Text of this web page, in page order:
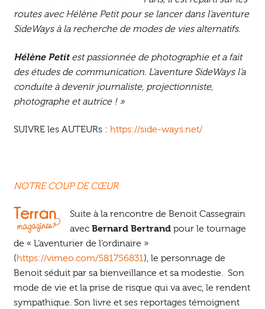
routes avec Hélène Petit pour se lancer dans l’aventure
SideWays à la recherche de modes de vies alternatifs.
Hélène Petitest passionnée de photographie et a fait
des études de communication. L’aventure SideWays l’a
conduite à devenir journaliste, projectionniste,
photographe et autrice ! »
SUIVRE les AUTEURs : https://side-ways.net/
NOTRE COUP DE CŒUR
Suite à la rencontre de Benoit Cassegrain
avec Bernard Bertrandpour le tournage
de « L’aventurier de l’ordinaire »
(https://vimeo.com/581756831), le personnage de
Benoit séduit par sa bienveillance et sa modestie. Son
mode de vie et la prise de risque qui va avec, le rendent
sympathique. Son livre et ses reportages témoignent